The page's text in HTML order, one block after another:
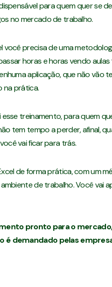
para quem quer se
no mercado de trabalho.
você precisa de uma
horas e horas vendo
aplicação, que não vão
na prática.
treinamento, para quem
tem tempo a perder, afinal,
vai ficar para trás.
de forma prática, com um
de trabalho. Você vai
pronto para o
é demandado pelas